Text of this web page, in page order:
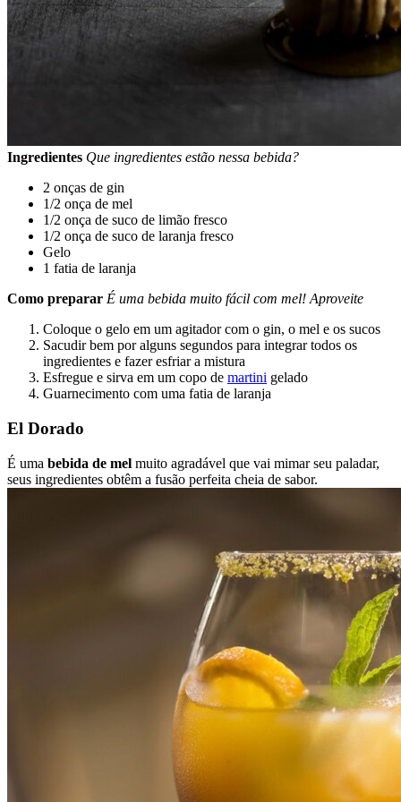
Ingredientes Que ingredientes estão nessa bebida?
2 onças de gin
1/2 onça de mel
1/2 onça de suco de limão fresco
1/2 onça de suco de laranja fresco
Gelo
1 fatia de laranja
Como preparar É uma bebida muito fácil com mel! Aproveite
Coloque o gelo em um agitador com o gin, o mel e os sucos
Sacudir bem por alguns segundos para integrar todos os
ingredientes e fazer esfriar a mistura
Esfregue e sirva em um copo de martini gelado
Guarnecimento com uma fatia de laranja
El Dorado
É uma bebida de mel muito agradável que vai mimar seu paladar,
seus ingredientes obtêm a fusão perfeita cheia de sabor.